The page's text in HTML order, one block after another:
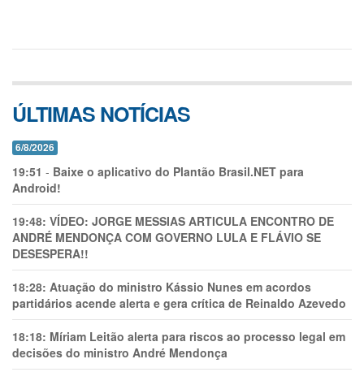
ÚLTIMAS NOTÍCIAS
6/8/2026
19:51 - Baixe o aplicativo do Plantão Brasil.NET para
Android!
19:48: VÍDEO: JORGE MESSIAS ARTICULA ENCONTRO DE
ANDRÉ MENDONÇA COM GOVERNO LULA E FLÁVIO SE
DESESPERA!!
18:28: Atuação do ministro Kássio Nunes em acordos
partidários acende alerta e gera crítica de Reinaldo Azevedo
18:18: Míriam Leitão alerta para riscos ao processo legal em
decisões do ministro André Mendonça